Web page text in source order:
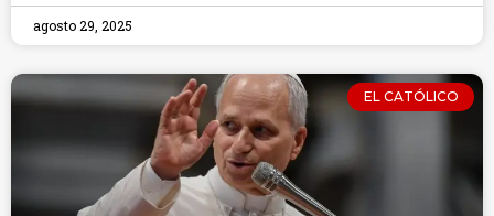
agosto 29, 2025
EL CATÓLICO